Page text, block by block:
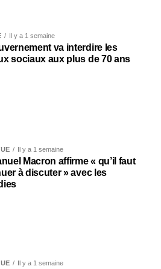
Il y a 1 semaine
va interdire les
sociaux aux plus de 70 ans
Il y a 1 semaine
Macron affirme « qu’il faut
à discuter » avec les
Il y a 1 semaine